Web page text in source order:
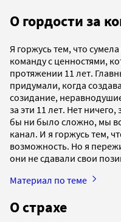
О гордости за
Я горжусь тем, что
команду с ценностями,
протяжении 11 лет.
придумали, когда
созидание,
за эти 11 лет. Нет
бы ни было сложно, мы
канал. И я горжусь тем,
возможность. Но я
они не сдавали свои
Материал по теме
О страхе